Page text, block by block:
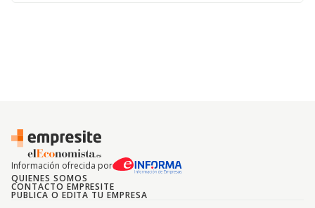
Calle Republica Checa, 10,
28032, Madrid, Madrid
917754405
Información ofrecida por
QUIENES SOMOS
CONTACTO EMPRESITE
PUBLICA O EDITA TU EMPRESA